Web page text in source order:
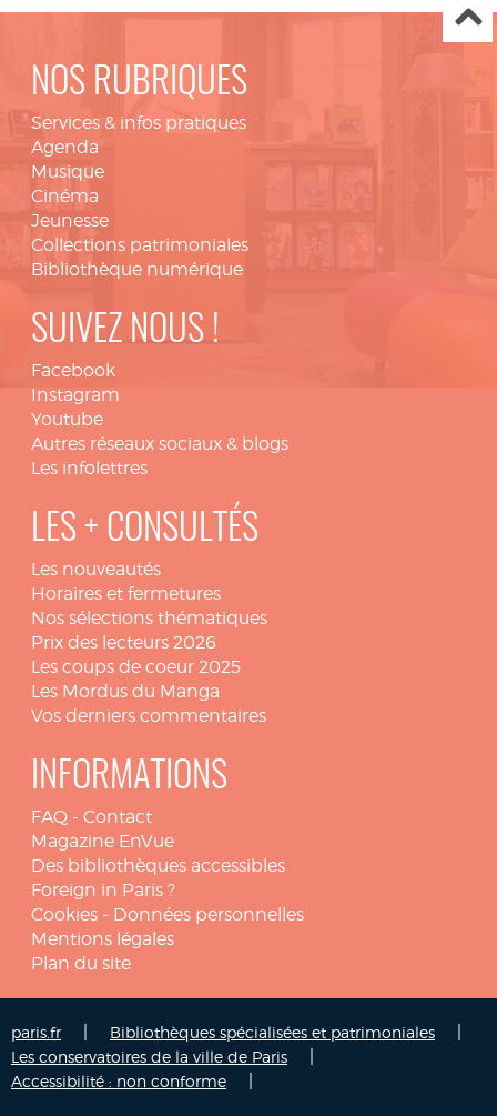
NOS RUBRIQUES
Services & infos pratiques
Agenda
Musique
Cinéma
Jeunesse
Collections patrimoniales
Bibliothèque numérique
SUIVEZ NOUS !
Facebook
Instagram
Youtube
Autres réseaux sociaux & blogs
Les infolettres
LES + CONSULTÉS
Les nouveautés
Horaires et fermetures
Nos sélections thématiques
Prix des lecteurs 2026
Les coups de coeur 2025
Les Mordus du Manga
Vos derniers commentaires
INFORMATIONS
FAQ - Contact
Magazine EnVue
Des bibliothèques accessibles
Foreign in Paris ?
Cookies - Données personnelles
Mentions légales
Plan du site
paris.fr Bibliothèques spécialisées et patrimoniales
Les conservatoires de la ville de Paris
Accessibilité : non conforme